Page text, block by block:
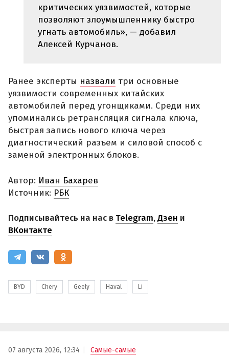
критических уязвимостей, которые
позволяют злоумышленнику быстро
угнать автомобиль», — добавил
Алексей Курчанов.
Ранее эксперты назвали три основные
уязвимости современных китайских
автомобилей перед угонщиками. Среди них
упоминались ретрансляция сигнала ключа,
быстрая запись нового ключа через
диагностический разъем и силовой способ с
заменой электронных блоков.
Автор: Иван Бахарев
Источник: РБК
Подписывайтесь на нас в Telegram,Дзен и
ВКонтакте
BYD Chery Geely Haval Li
07 августа 2026, 12:34 Самые-самые